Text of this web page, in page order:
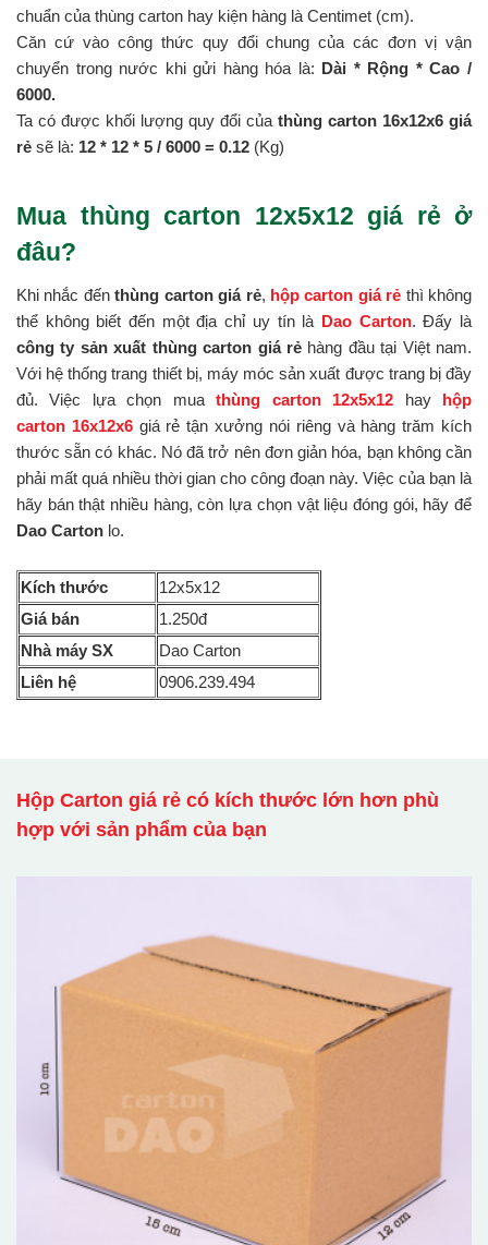
chuẩn của thùng carton hay kiện hàng là Centimet (cm).
Căn cứ vào công thức quy đổi chung của các đơn vị vận
chuyển trong nước khi gửi hàng hóa là: Dài * Rộng * Cao /
6000.
Ta có được khối lượng quy đổi của thùng carton 16x12x6 giá
rẻ sẽ là: 12 * 12 * 5 / 6000 = 0.12 (Kg)
Mua thùng carton 12x5x12 giá rẻ ở
đâu?
Khi nhắc đếnthùng carton giá rẻ, hộp carton giá rẻ thì không
thể không biết đến một địa chỉ uy tín là Dao Carton. Đấy là
công ty sản xuất thùng carton giá rẻhàng đầu tại Việt nam.
Với hệ thống trang thiết bị, máy móc sản xuất được trang bị đầy
đủ. Việc lựa chọn muathùng carton 12x5x12 hay hộp
carton 16x12x6giá rẻ tận xưởng nói riêng và hàng trăm kích
thước sẵn có khác. Nó đã trở nên đơn giản hóa, bạn không cần
phải mất quá nhiều thời gian cho công đoạn này. Việc của bạn là
hãy bán thật nhiều hàng, còn lựa chọn vật liệu đóng gói, hãy để
Dao Carton lo.
Kích thước
12x5x12
Giá bán
1.250đ
Nhà máy SX
Dao Carton
Liên hệ
0906.239.494
Hộp Carton giá rẻ có kích thước lớn hơn phù
hợp với sản phẩm của bạn